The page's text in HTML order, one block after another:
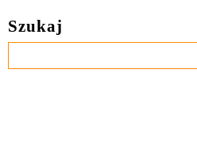
Szukaj